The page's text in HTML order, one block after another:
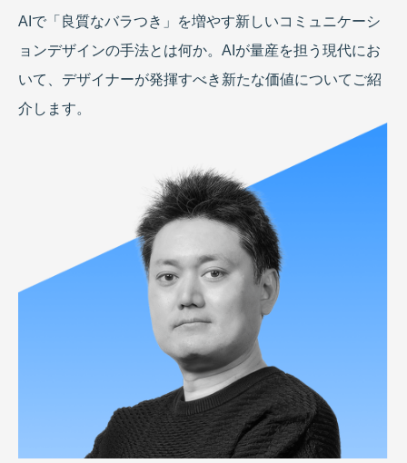
AIで「良質なバラつき」を増やす新しいコミュニケーシ
ョンデザインの手法とは何か。AIが量産を担う現代にお
いて、デザイナーが発揮すべき新たな価値についてご紹
介します。